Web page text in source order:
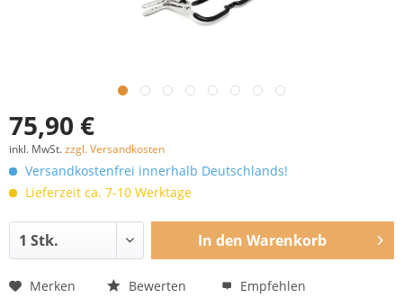
75,90 €
inkl. MwSt.zzgl. Versandkosten
Versandkostenfrei innerhalb Deutschlands!
Lieferzeit ca. 7-10 Werktage
In den Warenkorb
Merken Bewerten Empfehlen